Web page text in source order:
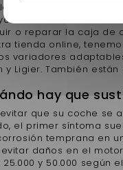
compra de un
Tanto si es usted
o reparar la caja de
tienda online,
variadores
y Ligier. También
hay que
que su coche se
el primer síntoma
temprana en
daños en el
y 50.000 según